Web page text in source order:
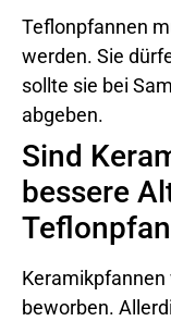
Teflonpfannen
werden. Sie
sollte sie bei
abgeben.
Sind
bessere
beworben.